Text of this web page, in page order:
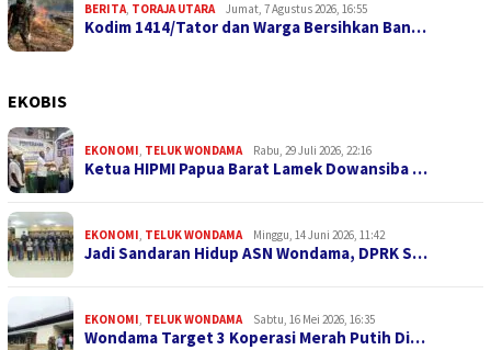
BERITA, TORAJA UTARA Jumat, 7 Agustus 2026, 16:55
Kodim 1414/Tator dan Warga Bersihkan Ban…
EKOBIS
EKONOMI, TELUK WONDAMA Rabu, 29 Juli 2026, 22:16
Ketua HIPMI Papua Barat Lamek Dowansiba …
EKONOMI, TELUK WONDAMA Minggu, 14 Juni 2026, 11:42
Jadi Sandaran Hidup ASN Wondama, DPRK S…
EKONOMI, TELUK WONDAMA Sabtu, 16 Mei 2026, 16:35
Wondama Target 3 Koperasi Merah Putih Di…